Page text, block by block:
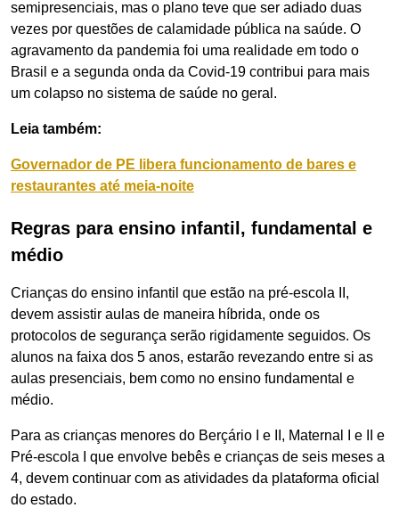
semipresenciais, mas o plano teve que ser adiado duas
vezes por questões de calamidade pública na saúde. O
agravamento da pandemia foi uma realidade em todo o
Brasil e a segunda onda da Covid-19 contribui para mais
um colapso no sistema de saúde no geral.
Leia também:
Governador de PE libera funcionamento de bares e
restaurantes até meia-noite
Regras para ensino infantil, fundamental e
médio
Crianças do ensino infantil que estão na pré-escola II,
devem assistir aulas de maneira híbrida, onde os
protocolos de segurança serão rigidamente seguidos. Os
alunos na faixa dos 5 anos, estarão revezando entre si as
aulas presenciais, bem como no ensino fundamental e
médio.
Para as crianças menores do Berçário I e II, Maternal I e II e
Pré-escola I que envolve bebês e crianças de seis meses a
4, devem continuar com as atividades da plataforma oficial
do estado.